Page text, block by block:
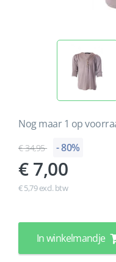
Nog maar 1 op
34,95 - 80%
7,00
€ 5,79 excl. btw
In winkelmandje